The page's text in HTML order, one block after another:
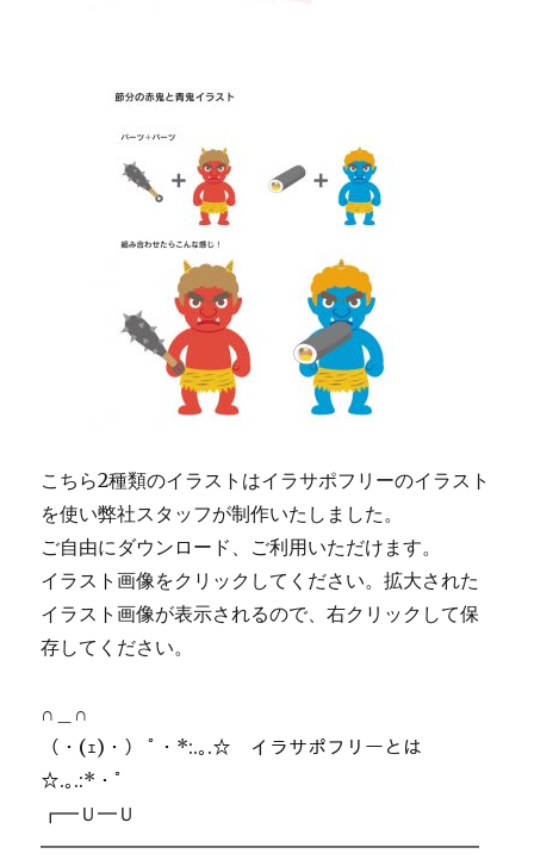
こちら2種類のイラストはイラサポフリーのイラスト
を使い弊社スタッフが制作いたしました。
ご自由にダウンロード、ご利用いただけます。
イラスト画像をクリックしてください。拡大された
イラスト画像が表示されるので、右クリックして保
存してください。
∩＿∩
（・(ｪ)・） ﾟ・*:.｡.☆ イラサポフリーとは
☆.｡.:*・ﾟ
┏━Ｕ━Ｕ
━━━━━━━━━━━━━━━━━━━━━━━